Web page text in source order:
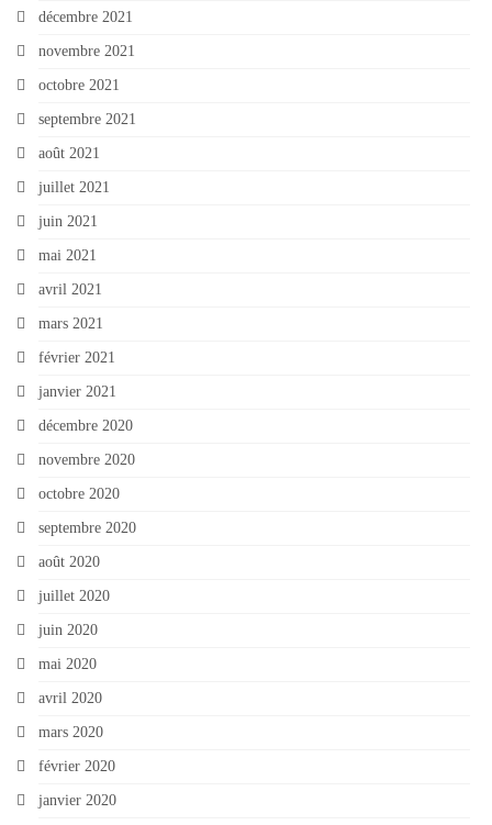
décembre 2021
novembre 2021
octobre 2021
septembre 2021
août 2021
juillet 2021
juin 2021
mai 2021
avril 2021
mars 2021
février 2021
janvier 2021
décembre 2020
novembre 2020
octobre 2020
septembre 2020
août 2020
juillet 2020
juin 2020
mai 2020
avril 2020
mars 2020
février 2020
janvier 2020